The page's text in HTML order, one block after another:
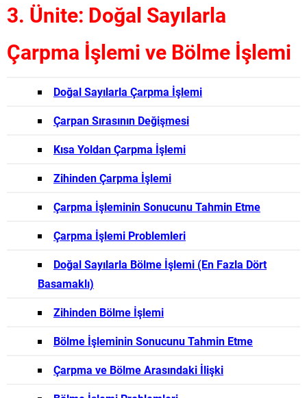
3. Ünite: Doğal Sayılarla
Çarpma İşlemi ve Bölme İşlemi
Doğal Sayılarla Çarpma İşlemi
Çarpan Sırasının Değişmesi
Kısa Yoldan Çarpma İşlemi
Zihinden Çarpma İşlemi
Çarpma İşleminin Sonucunu Tahmin Etme
Çarpma İşlemi Problemleri
Doğal Sayılarla Bölme İşlemi (En Fazla Dört
Basamaklı)
Zihinden Bölme İşlemi
Bölme İşleminin Sonucunu Tahmin Etme
Çarpma ve Bölme Arasındaki İlişki